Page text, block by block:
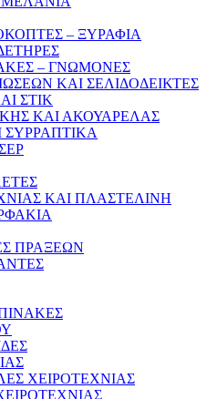
– ΞΥΡΑΦΙΑ
– ΓΝΩΜΟΝΕΣ
ΚΑΙ ΣΕΛΙΔΟΔΕΙΚΤΕΣ
ΣΤΙΚ
ΚΑΙ ΑΚΟΥΑΡΕΛΑΣ
ΣΥΡΡΑΠΤΙΚΑ
ΚΑΙ ΠΛΑΣΤΕΛΙΝΗ
ΠΡΑΞΕΩΝ
ΧΕΙΡΟΤΕΧΝΙΑΣ